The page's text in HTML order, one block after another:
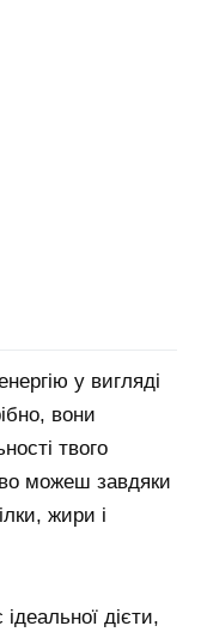
у вигляді
вони
твого
можеш завдяки
жири і
дієти,